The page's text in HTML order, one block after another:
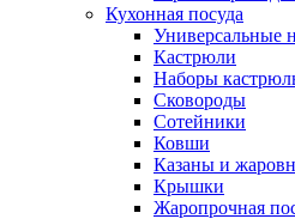
Кухонная посуда
Универсальные
Кастрюли
Наборы
Сковороды
Сотейники
Ковши
Казаны и
Крышки
Жаропрочная